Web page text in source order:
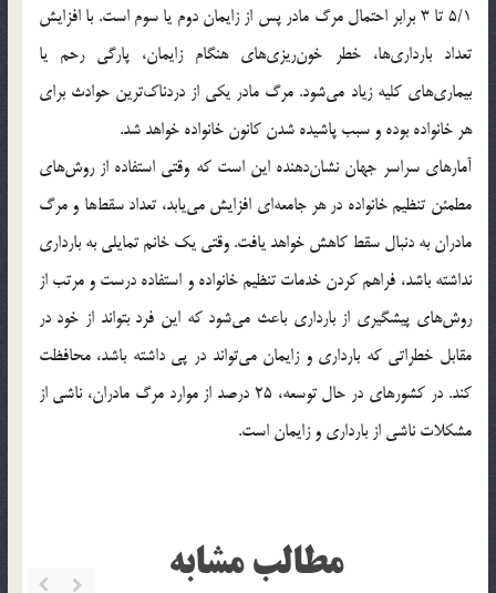
5/1 تا 3 برابر احتمال مرگ مادر پس از زايمان دوم يا سوم است. با افزايش
تعداد بارداري‌ها، خطر خون‌ريزي‌هاي هنگام زايمان، پارگي رحم يا
بيماري‌هاي کليه زياد مي‌شود. مرگ مادر يکي از دردناک‌ترين حوادث براي
هر خانواده بوده و سبب پاشيده شدن کانون خانواده خواهد شد.
آمار‌هاي سراسر جهان نشان‌دهنده اين است که وقتي استفاده از روش‌هاي
مطمئن تنظيم خانواده در هر جامعه‌اي افزايش مي‌يابد، تعداد سقط‌ها و مرگ
مادران به دنبال سقط کاهش خواهد يافت. وقتي يک خانم تمايلي به بارداري
نداشته باشد، فراهم کردن خدمات تنظيم خانواده و استفاده درست و مرتب از
روش‌هاي پيشگيري از بارداري باعث مي‌شود که اين فرد بتواند از خود در
مقابل خطراتي که بارداري و زايمان مي‌تواند در پي داشته باشد، محافظت
کند. در کشورهاي در حال توسعه، 25 درصد از موارد مرگ مادران، ناشي از
مشکلات ناشي از بارداري و زايمان است.
مطالب مشابه